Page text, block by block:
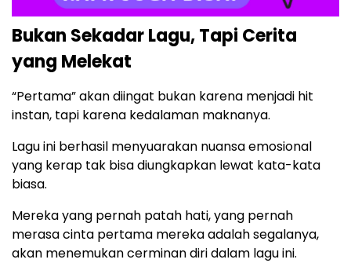
Bukan Sekadar Lagu, Tapi Cerita
yang Melekat
“Pertama” akan diingat bukan karena menjadi hit
instan, tapi karena kedalaman maknanya.
Lagu ini berhasil menyuarakan nuansa emosional
yang kerap tak bisa diungkapkan lewat kata-kata
biasa.
Mereka yang pernah patah hati, yang pernah
merasa cinta pertama mereka adalah segalanya,
akan menemukan cerminan diri dalam lagu ini.